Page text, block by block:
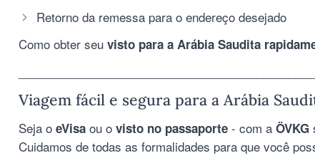
Retorno da remessa para o endereço desejado
Como obter seu visto para a Arábia Saudita
Viagem fácil e segura para a Arábia
Seja o eVisaou o visto no passaporte- com a ÖVKG
Cuidamos de todas as formalidades para que você